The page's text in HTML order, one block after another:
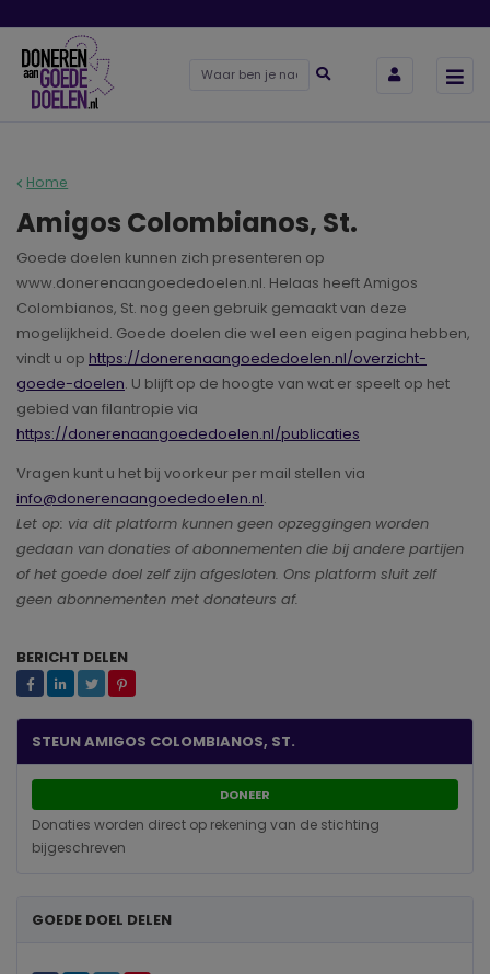
Home
Amigos Colombianos, St.
Goede doelen kunnen zich presenteren op
www.donerenaangoededoelen.nl. Helaas heeft Amigos
Colombianos, St. nog geen gebruik gemaakt van deze
mogelijkheid. Goede doelen die wel een eigen pagina hebben,
vindt u op https://donerenaangoededoelen.nl/overzicht-
goede-doelen. U blijft op de hoogte van wat er speelt op het
gebied van filantropie via
https://donerenaangoededoelen.nl/publicaties
Vragen kunt u het bij voorkeur per mail stellen via
info@donerenaangoededoelen.nl.
Let op: via dit platform kunnen geen opzeggingen worden
gedaan van donaties of abonnementen die bij andere partijen
of het goede doel zelf zijn afgesloten. Ons platform sluit zelf
geen abonnementen met donateurs af.
BERICHT DELEN
STEUN AMIGOS COLOMBIANOS, ST.
DONEER
Donaties worden direct op rekening van de stichting
bijgeschreven
GOEDE DOEL DELEN